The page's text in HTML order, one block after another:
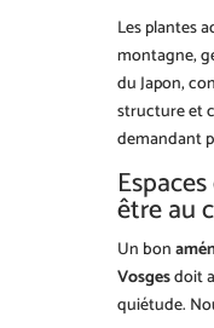
Les plantes
montagne,
du Japon,
structure et
demandant
être au
Un bon
Vosgesdoit
quiétude.